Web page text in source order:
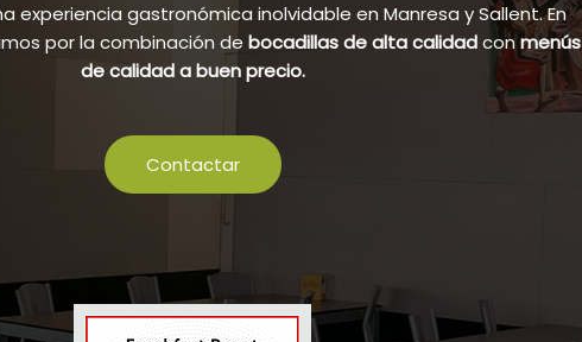
experiencia gastronómica inolvidable en Manresa y Sallent. En
por la combinación de bocadillas de alta calidadconmenús
de calidad a buen precio.
Contactar